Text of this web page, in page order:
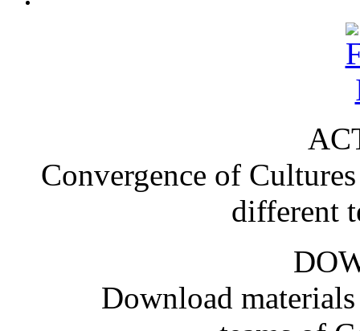
Convergence of
different
Download